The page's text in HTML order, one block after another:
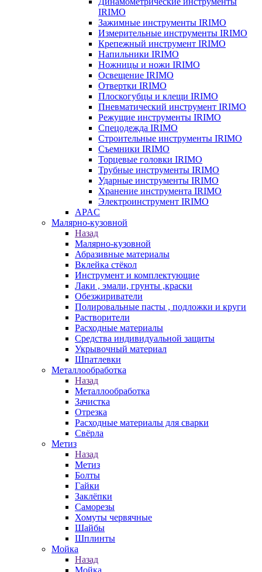
IRIMO
Зажимные инструменты IRIMO
Измерительные инструменты IRIMO
Крепежный инструмент IRIMO
Напильники IRIMO
Ножницы и ножи IRIMO
Освещение IRIMO
Отвертки IRIMO
Плоскогубцы и клещи IRIMO
Пневматический инструмент IRIMO
Режущие инструменты IRIMO
Спецодежда IRIMO
Строительные инструменты IRIMO
Съемники IRIMO
Торцевые головки IRIMO
Трубные инструменты IRIMO
Ударные инструменты IRIMO
Хранение инструмента IRIMO
Электроинструмент IRIMO
APAC
Малярно-кузовной
Назад
Малярно-кузовной
Абразивные материалы
Вклейка стёкол
Инструмент и комплектующие
Лаки , эмали, грунты ,краски
Обезжириватели
Полировальные пасты , подложки и круги
Растворители
Расходные материалы
Средства индивидуальной защиты
Укрывочный материал
Шпатлевки
Металлообработка
Назад
Металлообработка
Зачистка
Отрезка
Расходные материалы для сварки
Свёрла
Метиз
Назад
Метиз
Болты
Гайки
Заклёпки
Саморезы
Хомуты червячные
Шайбы
Шплинты
Мойка
Назад
Мойка